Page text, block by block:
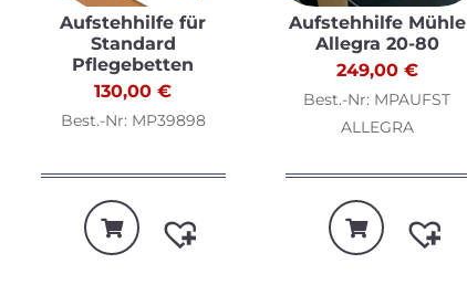
Aufstehhilfe für
Standard
Pflegebetten
130,00€
Best.-Nr: MP39898
Aufstehhilfe Mühle
Allegra 20-80
249,00 €
Best.-Nr: MPAUFST
ALLEGRA